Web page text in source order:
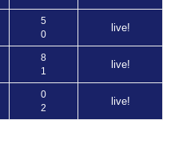
5
0
live!
8
1
live!
0
2
live!